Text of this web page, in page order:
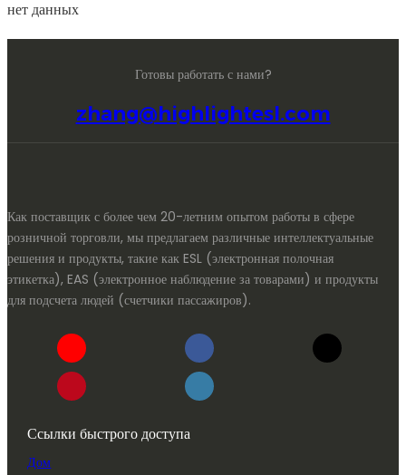
нет данных
Готовы работать с нами?
zhang@highlightesl.com
Как поставщик с более чем 20-летним опытом работы в сфере
розничной торговли, мы предлагаем различные интеллектуальные
решения и продукты, такие как ESL (электронная полочная
этикетка), EAS (электронное наблюдение за товарами) и продукты
для подсчета людей (счетчики пассажиров).
Ссылки быстрого доступа
Дом